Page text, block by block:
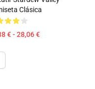
Clásica
€ - 28,06 €